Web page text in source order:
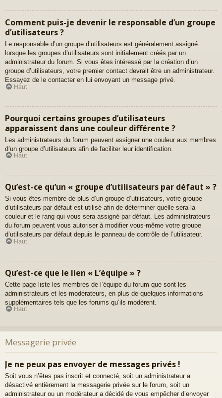
Comment puis-je devenir le responsable d’un groupe
d’utilisateurs ?
Le responsable d’un groupe d’utilisateurs est généralement assigné
lorsque les groupes d’utilisateurs sont initialement créés par un
administrateur du forum. Si vous êtes intéressé par la création d’un
groupe d’utilisateurs, votre premier contact devrait être un administrateur.
Essayez de le contacter en lui envoyant un message privé.
Haut
Pourquoi certains groupes d’utilisateurs
apparaissent dans une couleur différente ?
Les administrateurs du forum peuvent assigner une couleur aux membres
d’un groupe d’utilisateurs afin de faciliter leur identification.
Haut
Qu’est-ce qu’un « groupe d’utilisateurs par défaut » ?
Si vous êtes membre de plus d’un groupe d’utilisateurs, votre groupe
d’utilisateurs par défaut est utilisé afin de déterminer quelle sera la
couleur et le rang qui vous sera assigné par défaut. Les administrateurs
du forum peuvent vous autoriser à modifier vous-même votre groupe
d’utilisateurs par défaut depuis le panneau de contrôle de l’utilisateur.
Haut
Qu’est-ce que le lien « L’équipe » ?
Cette page liste les membres de l’équipe du forum que sont les
administrateurs et les modérateurs, en plus de quelques informations
supplémentaires tels que les forums qu’ils modèrent.
Haut
Messagerie privée
Je ne peux pas envoyer de messages privés !
Soit vous n’êtes pas inscrit et connecté, soit un administrateur a
désactivé entièrement la messagerie privée sur le forum, soit un
administrateur ou un modérateur a décidé de vous empêcher d’envoyer